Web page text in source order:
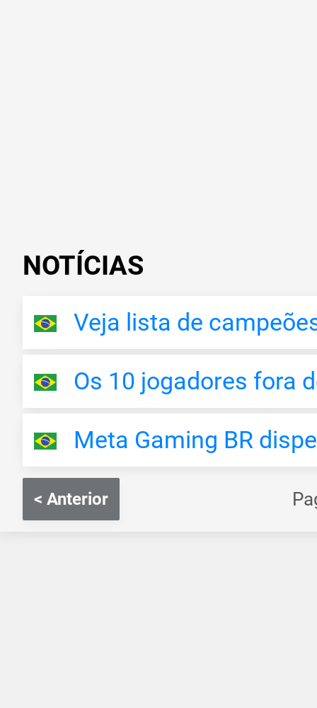
NOTÍCIAS
Veja lista de
Os 10 jogadores fora
Meta Gaming BR
< Anterior